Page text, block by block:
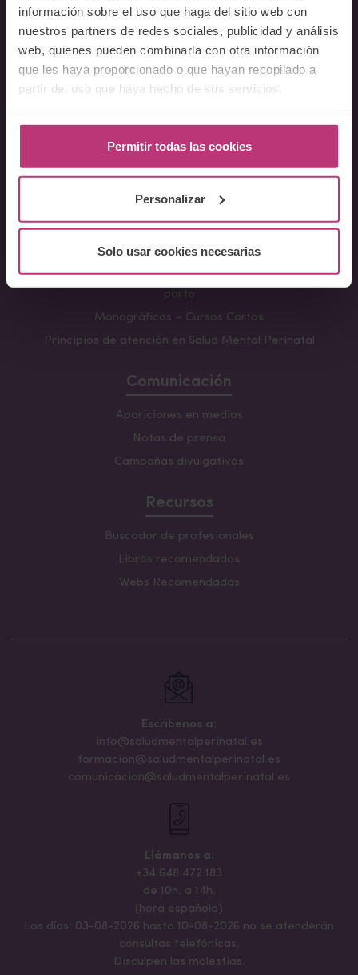
información sobre el uso que haga del sitio web con
nuestros partners de redes sociales, publicidad y análisis
web, quienes pueden combinarla con otra información
que les haya proporcionado o que hayan recopilado a
partir del uso que haya hecho de sus servicios.
Permitir todas las cookies
Personalizar
Solo usar cookies necesarias
Docentes
Preguntas frecuentes
Cursos
Conferencia Neurociencia de la Lactancia y aplicaciones
clínicas
Lactancia y Salud Mental
La mirada perinatal en el ámbito social
parto
Monográficos – Cursos Cortos
Principios de atención en Salud Mental Perinatal
Comunicación
Apariciones en medios
Notas de prensa
Campañas divulgativas
Recursos
Buscador de profesionales
Libros recomendados
Webs Recomendadas
Escribenos a:
info@saludmentalperinatal.es
formacion@saludmentalperinatal.es
comunicacion@saludmentalperinatal.es
Llámanos a:
+34 648 472 183
de 10h. a 14h.
(hora española)
Los días: 03-08-2026 hasta 10-08-2026 no se atenderán
consultas telefónicas.
Disculpen las molestias.